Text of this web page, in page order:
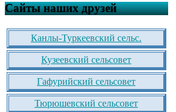
Сайты наших друзей
Канлы-Туркеевский сельс.
Кузеевский сельсовет
Гафурийский сельсовет
Тюрюшевский сельсовет